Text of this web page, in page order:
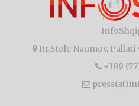
Rr.Stole Naumov,
+389